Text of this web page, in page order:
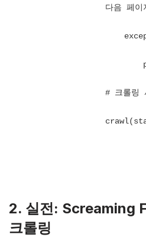
다음 페이
except
# 크롤링
2. 실전: Screaming
크롤링